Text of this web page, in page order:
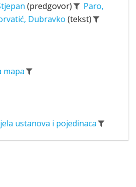
(predgovor)
Paro,
Dubravko (tekst)
mapa
ustanova i pojedinaca